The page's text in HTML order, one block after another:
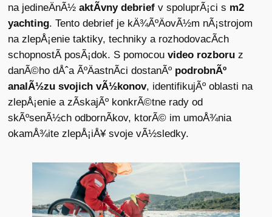
na jedineÄnÃ½aktÃ­vny debrief v spoluprÃ¡ci s m2
yachting. Tento debrief je kÄ¾ÃºÄovÃ½m nÃ¡strojom
na zlepÅ¡enie taktiky, techniky a rozhodovacÃ­ch
schopnostÃ­ posÃ¡dok. S pomocouvideo rozboru z
danÃ©ho dÅˆa ÃºÄastnÃ­ci dostanÃº podrobnÃº
analÃ½zu svojich vÃ½konov, identifikujÃº oblasti na
zlepÅ¡enie a zÃ­skajÃº konkrÃ©tne rady od
skÃºsenÃ½ch odbornÃ­kov, ktorÃ© im umoÅ¾nia
okamÅ¾ite zlepÅ¡iÅ¥ svoje vÃ½sledky.